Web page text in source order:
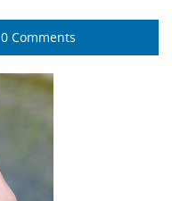
0 Comments